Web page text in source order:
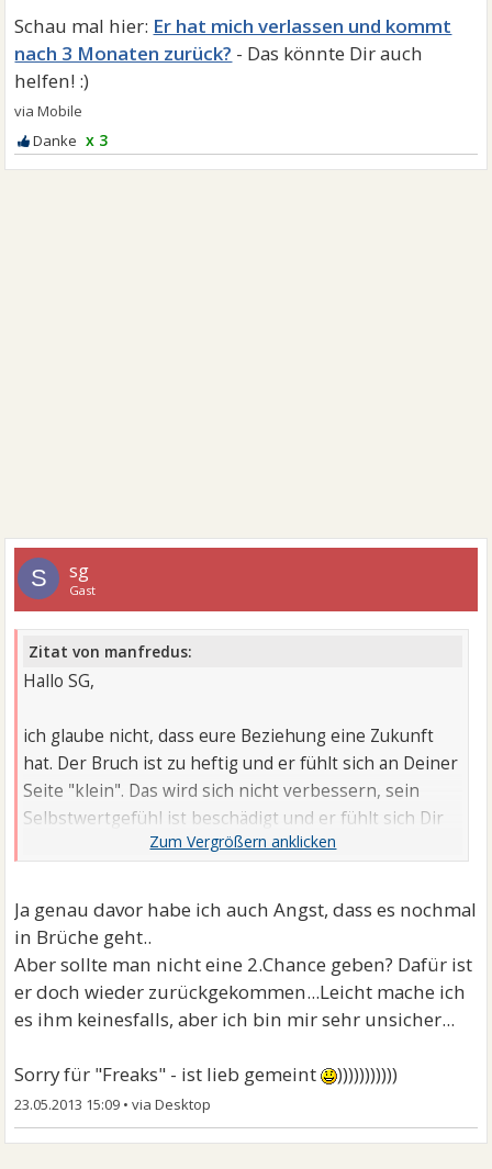
Er hat mich verlassen und kommt
nach 3 Monaten zurück?
x 3
S sg
Gast
Zitat von manfredus:
Hallo SG,
ich glaube nicht, dass eure Beziehung eine Zukunft
hat. Der Bruch ist zu heftig und er fühlt sich an Deiner
Seite "klein". Das wird sich nicht verbessern, sein
Selbstwertgefühl ist beschädigt und er fühlt sich Dir
nicht gewachsen.
Zitat von sg:
Irgendwo sind die Männer doch Freaks.
Du machst mir eigentlich einen intelligenten Eindruck.
einen solchen Müll abzulassen... Lies Dir dieses Forum
durch: Das "Ignorier-Faszinier-Spiel" funktioniert
geschlechtsunabhängig.
Ja genau davor habe ich auch Angst, dass es nochmal
in Brüche geht..
Aber sollte man nicht eine 2.Chance geben? Dafür ist
er doch wieder zurückgekommen...Leicht mache ich
es ihm keinesfalls, aber ich bin mir sehr unsicher...
Sorry für "Freaks" - ist lieb gemeint )))))))))))
23.05.2013 15:09 •